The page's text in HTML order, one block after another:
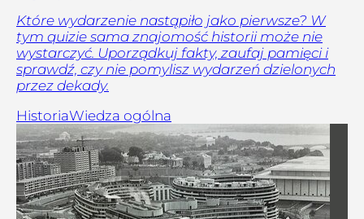
Które wydarzenie nastąpiło jako pierwsze? W
tym quizie sama znajomość historii może nie
wystarczyć. Uporządkuj fakty, zaufaj pamięci i
sprawdź, czy nie pomylisz wydarzeń dzielonych
przez dekady.
HistoriaWiedza ogólna